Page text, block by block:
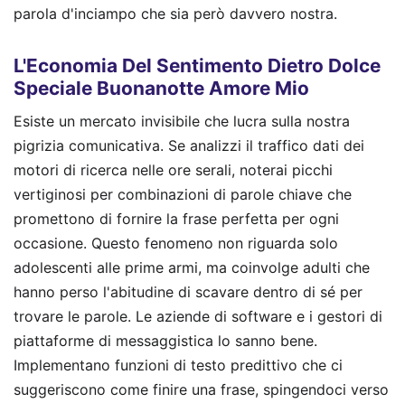
parola d'inciampo che sia però davvero nostra.
L'Economia Del Sentimento Dietro Dolce
Speciale Buonanotte Amore Mio
Esiste un mercato invisibile che lucra sulla nostra
pigrizia comunicativa. Se analizzi il traffico dati dei
motori di ricerca nelle ore serali, noterai picchi
vertiginosi per combinazioni di parole chiave che
promettono di fornire la frase perfetta per ogni
occasione. Questo fenomeno non riguarda solo
adolescenti alle prime armi, ma coinvolge adulti che
hanno perso l'abitudine di scavare dentro di sé per
trovare le parole. Le aziende di software e i gestori di
piattaforme di messaggistica lo sanno bene.
Implementano funzioni di testo predittivo che ci
suggeriscono come finire una frase, spingendoci verso